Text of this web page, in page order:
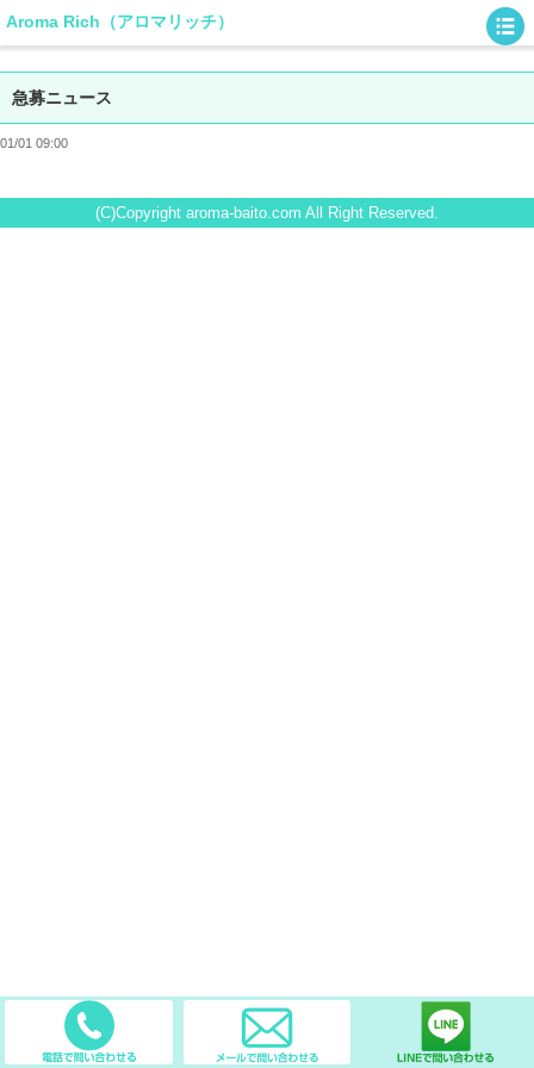
Aroma Rich（アロマリッチ）
急募ニュース
01/01 09:00
(C)Copyright aroma-baito.com All Right Reserved.